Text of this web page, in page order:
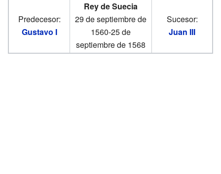
Predecesor:
Gustavo I
Rey de Suecia
29 de septiembre de
1560-25 de
septiembre de 1568
Sucesor:
Juan III